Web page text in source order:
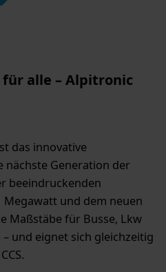
alle – Alpitronic
das innovative
nächste Generation der
beeindruckenden
Megawatt und dem neuen
Maßstäbe für Busse, Lkw
und eignet sich gleichzeitig